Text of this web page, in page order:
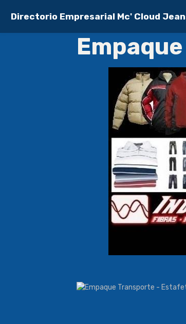
Directorio Empresarial Mc' Cloud